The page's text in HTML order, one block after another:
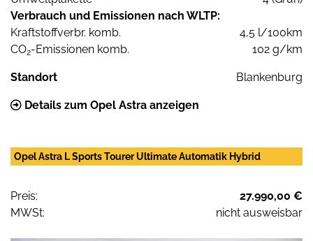
Verbrauch und Emissionen nach WLTP:
Kraftstoffverbr. komb.
4,5 l/100km
CO2-Emissionen komb. 102 g/km
Standort Blankenburg
Details zum Opel Astra anzeigen
Opel Astra L Sports Tourer Ultimate Automatik Hybrid
Preis:
27.990,00 €
MWSt:
nicht ausweisbar